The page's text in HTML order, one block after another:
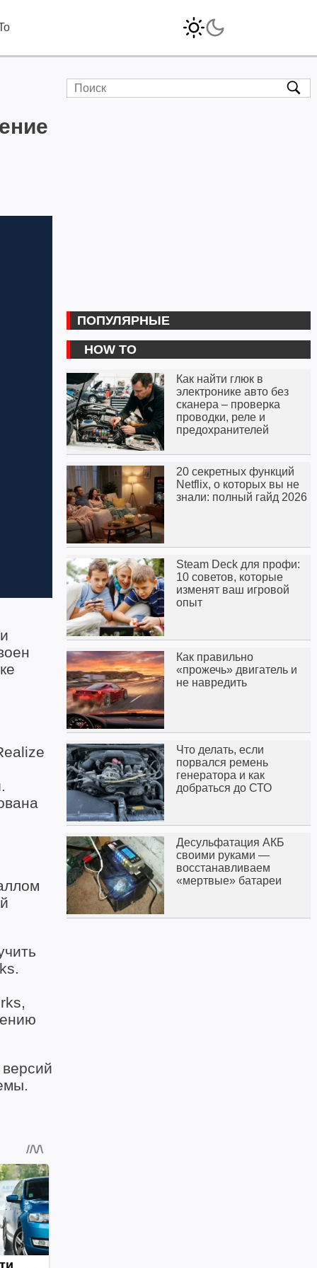
ПОПУЛЯРНЫЕ
HOW TO
Как найти глюк в
электронике авто без
сканера – проверка
проводки, реле и
предохранителей
20 секретных функций
Netflix, о которых вы не
знали: полный гайд 2026
Steam Deck для профи:
10 советов, которые
изменят ваш игровой
опыт
Как правильно
«прожечь» двигатель и
не навредить
Что делать, если
порвался ремень
генератора и как
добраться до СТО
Десульфатация АКБ
своими руками —
восстанавливаем
«мертвые» батареи